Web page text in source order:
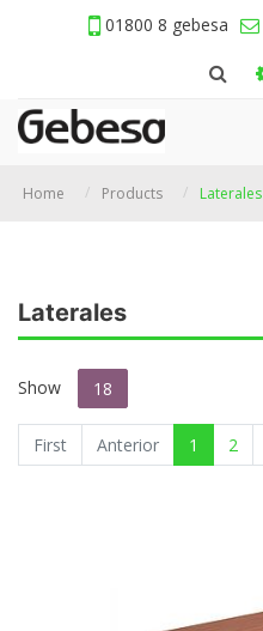
01800 8 gebesa
Home Products Laterales
Laterales
Show 18
First Anterior 1 2